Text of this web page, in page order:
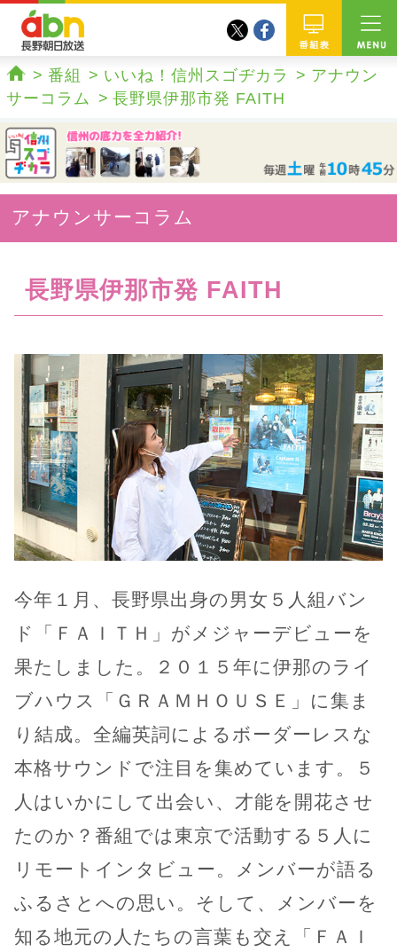
番組
twitterfacebook
ホーム
番組 いいね！信州スゴヂカラ
アナウン
サーコラム
長野県伊那市発 FAITH
アナウンサーコラム
長野県伊那市発 FAITH
今年１月、長野県出身の男女５人組バン
ド「ＦＡＩＴＨ」がメジャーデビューを
果たしました。２０１５年に伊那のライ
ブハウス「ＧＲＡＭＨＯＵＳＥ」に集ま
り結成。全編英詞によるボーダーレスな
本格サウンドで注目を集めています。５
人はいかにして出会い、才能を開花させ
たのか？番組では東京で活動する５人に
リモートインタビュー。メンバーが語る
ふるさとへの思い。そして、メンバーを
知る地元の人たちの言葉も交え「ＦＡＩ